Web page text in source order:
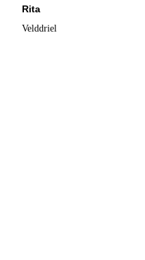
Rita
Velddriel